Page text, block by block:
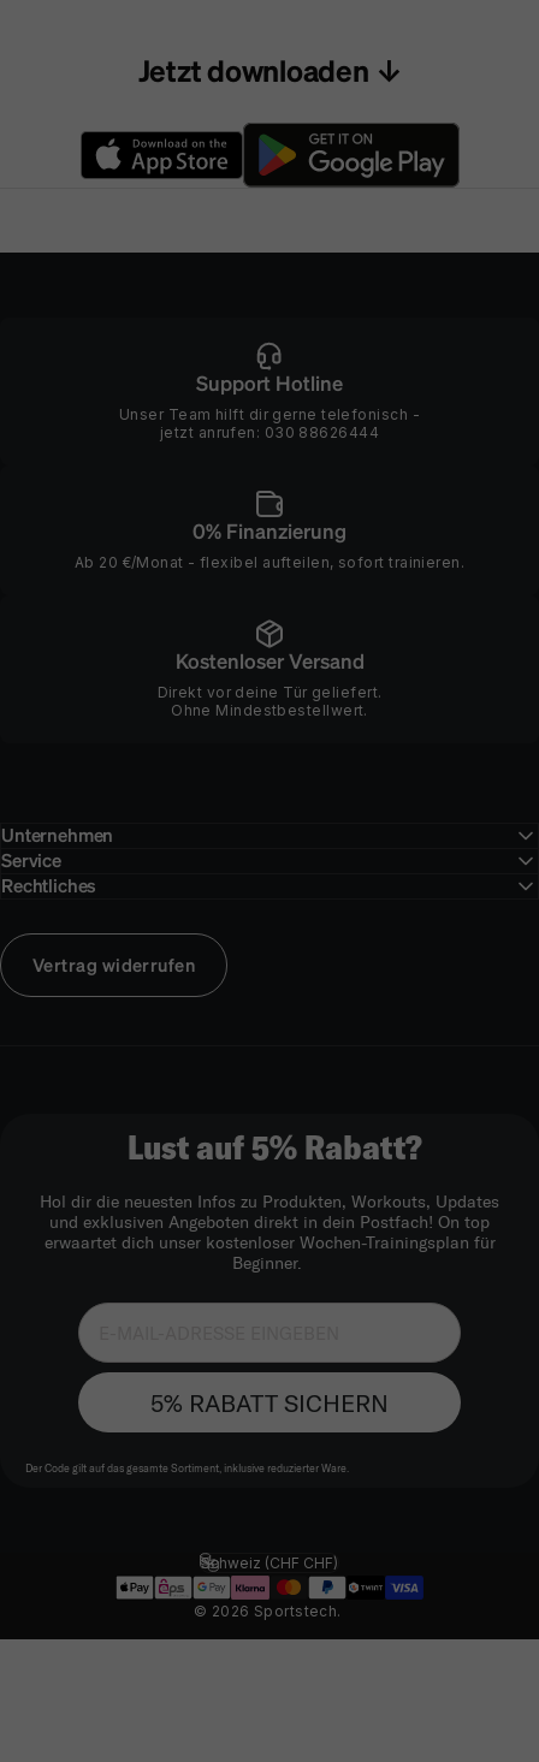
Jetzt downloaden ↓
Support Hotline
Unser Team hilft dir gerne telefonisch -
jetzt anrufen: 030 88626444
0% Finanzierung
Ab 20 €/Monat - flexibel aufteilen, sofort trainieren.
Kostenloser Versand
Direkt vor deine Tür geliefert.
Ohne Mindestbestellwert.
Unternehmen
Service
Rechtliches
Vertrag widerrufen
Lust auf 5% Rabatt?
Hol dir die neuesten Infos zu Produkten, Workouts, Updates
und exklusiven Angeboten direkt in dein Postfach! On top
erwaartet dich unser kostenloser Wochen-Trainingsplan für
Beginner.
5% RABATT SICHERN
Der Code gilt auf das gesamte Sortiment, inklusive reduzierter Ware.
© 2026 Sportstech.
Land/Region
Schweiz (CHF CHF)